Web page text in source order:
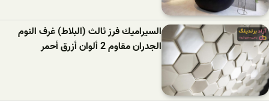
السیرامیك فرز ثالث (البلاط) غرف النوم
الجدران مقاوم 2 ألوان أزرق أحمر